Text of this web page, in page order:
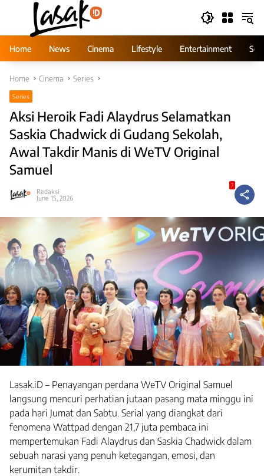
Home
News Cinema Lifestyle Entertainment
Home Cinema Series
Series
Aksi Heroik Fadi Alaydrus Selamatkan
Saskia Chadwick di Gudang Sekolah,
Awal Takdir Manis di WeTV Original
Samuel
Redaksi
June 15, 2026
7
Lasak.iD – Penayangan perdana WeTV Original Samuel
langsung mencuri perhatian jutaan pasang mata minggu ini
pada hari Jumat dan Sabtu. Serial yang diangkat dari
fenomena Wattpad dengan 21,7 juta pembaca ini
mempertemukan Fadi Alaydrus dan Saskia Chadwick dalam
sebuah narasi yang penuh ketegangan, emosi, dan
kerumitan takdir.